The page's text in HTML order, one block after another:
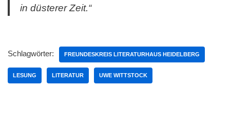
in düsterer Zeit.“
Schlagwörter: FREUNDESKREIS LITERATURHAUS HEIDELBERG
LESUNG LITERATUR UWE WITTSTOCK